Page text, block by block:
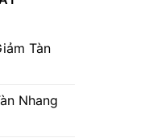
Tàn
Nhang